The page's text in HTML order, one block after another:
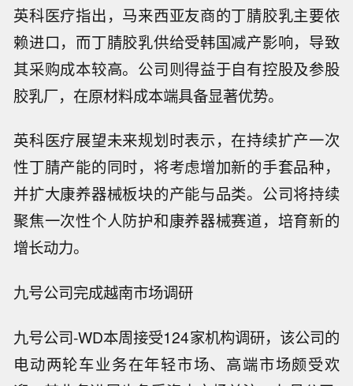
英科医疗指出，马来西亚友商的丁腈胶乳主要依
赖进口，而丁腈胶乳供给受韩国减产影响，导致
其采购成本较高。公司则得益于自有控股及参股
胶乳厂，在原材料成本端具备显著优势。
英科医疗展望未来规划时表示，在持续扩产一次
性丁腈产能的同时，将考虑增加新的手套品种，
并扩大康养器械板块的产能与品类。公司将持续
聚焦一次性个人防护和康养器械赛道，培育新的
增长动力。
九号公司完成越南市场调研
九号公司-WD本周接受124家机构调研，该公司的
电动两轮车业务在年轻市场、高端市场颇受欢